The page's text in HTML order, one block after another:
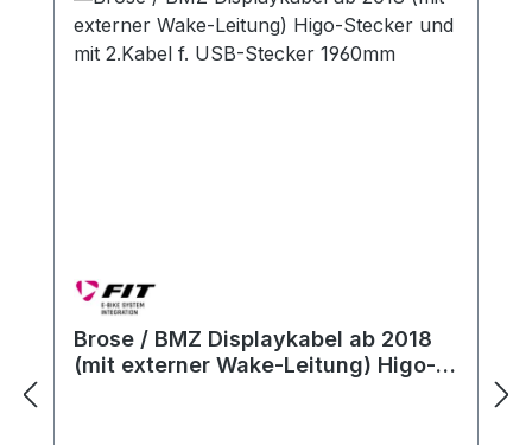
Brose / BMZ Displaykabel ab 2018
(mit externer Wake-Leitung) Higo-